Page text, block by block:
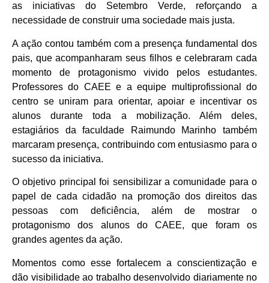
as iniciativas do Setembro Verde, reforçando a
necessidade de construir uma sociedade mais justa.
A ação contou também com a presença fundamental dos
pais, que acompanharam seus filhos e celebraram cada
momento de protagonismo vivido pelos estudantes.
Professores do CAEE e a equipe multiprofissional do
centro se uniram para orientar, apoiar e incentivar os
alunos durante toda a mobilização. Além deles,
estagiários da faculdade Raimundo Marinho também
marcaram presença, contribuindo com entusiasmo para o
sucesso da iniciativa.
O objetivo principal foi sensibilizar a comunidade para o
papel de cada cidadão na promoção dos direitos das
pessoas com deficiência, além de mostrar o
protagonismo dos alunos do CAEE, que foram os
grandes agentes da ação.
Momentos como esse fortalecem a conscientização e
dão visibilidade ao trabalho desenvolvido diariamente no